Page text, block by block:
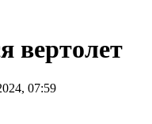
вертолет
07:59